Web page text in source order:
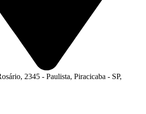
2345 - Paulista, Piracicaba - SP,